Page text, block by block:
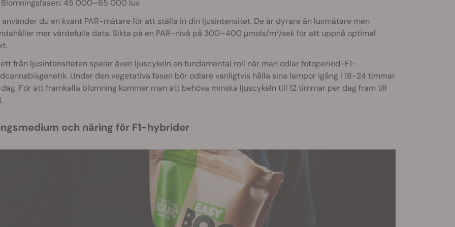
Blomningsfasen: 45 000–65 000 lux
du en kvant PAR-mätare för att ställa in din ljusintensitet. De är dyrare än luxmätare men
mer värdefulla data. Sikta på en PAR-nivå på 300–400 µmols/m²/sek för att uppnå optimal
från ljusintensiteten spelar även ljuscykeln en fundamental roll när man odlar fotoperiod-F1-
Under den vegetativa fasen bör odlare vanligtvis hålla sina lampor igång i 18-24 timmar
För att framkalla blomning kommer man att behöva minska ljuscykeln till 12 timmar per dag fram till
och näring för F1-hybrider